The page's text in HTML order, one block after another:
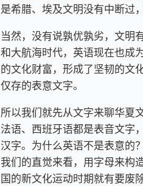
是希腊、埃及文明没有中断过
当然，没有说孰优孰劣，文明
和大航海时代，英语现在也成
的文化财富，形成了坚韧的文
仅存的表意文字。
所以我们就先从文字来聊华夏
法语、西班牙语都是表音文字
汉字。为什么英语不是表意的
我们的直觉来看，用字母来构
国的新文化运动时期就有要废